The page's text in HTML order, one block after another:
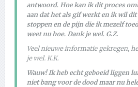
antwoord. Hoe kan ik dit proces
aan dat het als gif werkt en ik wil
stoppen en de pijn die ik mezelf
weet nu hoe. Dank je wel. G.Z.
Veel nieuwe informatie gekregen,
je wel. K.K.
Wauw! Ik heb echt geboeid liggen
niet bang voor de dood maar nu